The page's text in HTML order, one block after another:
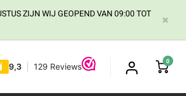
ZIJN WIJ GEOPEND VAN 09:00 TOT
0